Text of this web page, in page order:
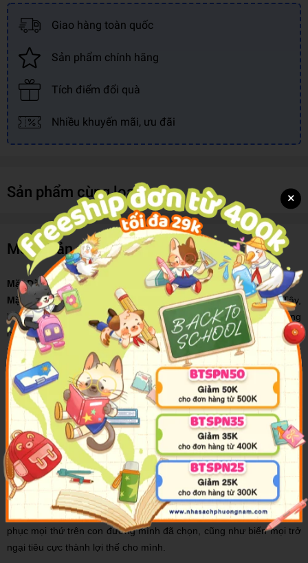
Giao hàng toàn quốc
Sản phẩm chính hãng
Tích điểm đổi quà
Nhiều khuyến mãi, ưu đãi
Sản phẩm cùng loại
Mô tả sản phẩm
Mặt Dày Tâm Đen (Tái bản năm 2021)
Mặt Dày Tâm Đen
là cuốn cẩm nang kết hợp tri thức Đông Tây,
khám phá cách thức áp dụng binh pháp trận mạc của Á Đông cùng
những tư duy văn hóa để có được tinh thần bền bỉ và rèn luyện
những kỹ năng kinh doanh trong thời đại ngày nay. Với công thức
thành công được đúc kết từ cuốn sách Hậu Hắc học xuất bản năm
1911 (và bị cấm tại Trung Quốc từ thời điểm đó),Mặt Dày Tâm
Đen khẳng định rằng sẽ không có sự khai sáng thực sự nếu chúng
ta không nhận thức đầy đủ về những mặt tối. Để thành công, một
người phải “dày mặt” để làm tấm khiên chống lại lòng tự trọng của
chính mình, cùng một trái “tim đen” để thực thi đến cùng. Kết quả
sẽ là hình tượng về một người hùng trong thế giới hiện đại, một
người không ngừng suy ngẫm và hành động bất chấp mọi ràng
buộc. Vượt qua cả Binh pháp Tôn Tử, cuốn sách này sẽ giúp độc
giả tìm thấy người chiến binh bên trong bản thân mình và chinh
phục mọi thứ trên con đường mình đã chọn, cũng như biến mọi trở
ngại tiêu cực thành lợi thế cho mình.
×